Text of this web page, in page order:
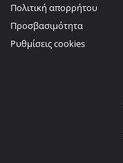
Πολιτική απορρήτου
Προσβασιμότητα
Ρυθμίσεις cookies